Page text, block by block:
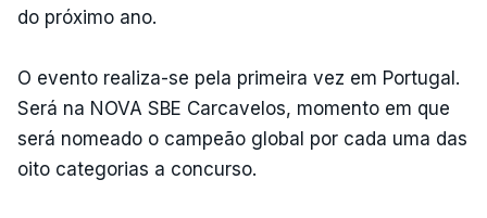
do próximo ano.
O evento realiza-se pela primeira vez em Portugal.
Será na NOVA SBE Carcavelos, momento em que
será nomeado o campeão global por cada uma das
oito categorias a concurso.